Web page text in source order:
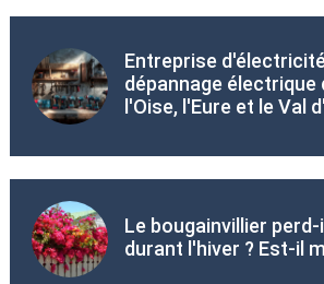
Entreprise
dépannage électrique
l'Oise, l'Eure et le Val
Le bougainvillier
durant l'hiver ? Est-il